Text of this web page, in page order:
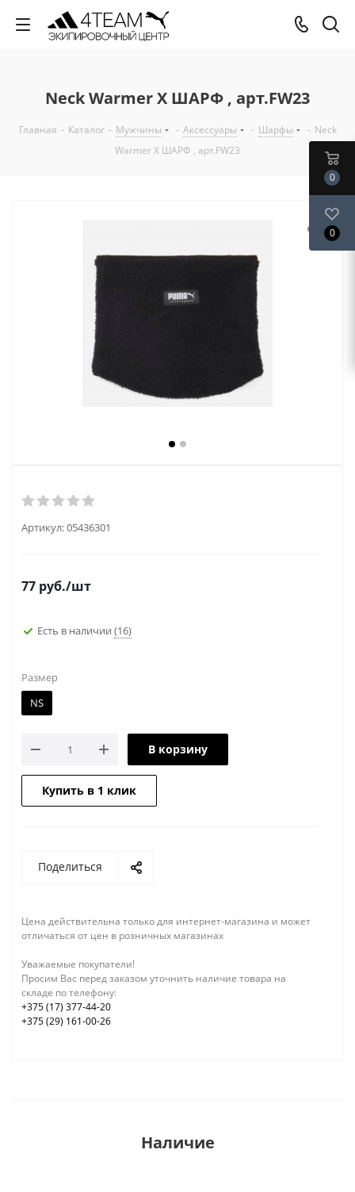
Neck Warmer X ШАРФ , арт.FW23
Главная - Каталог - Мужчины - Аксессуары - Шарфы - Neck
Warmer X ШАРФ , арт.FW23
Артикул:05436301
77 руб./шт
Есть в наличии (16)
Размер
NS
В корзину
Купить в 1 клик
Поделиться
Цена действительна только для интернет-магазина и может
отличаться от цен в розничных магазинах
Уважаемые покупатели!
Просим Вас перед заказом уточнить наличие товара на
складе по телефону:
+375 (17) 377-44-20
+375 (29) 161-00-26
Наличие
0
0